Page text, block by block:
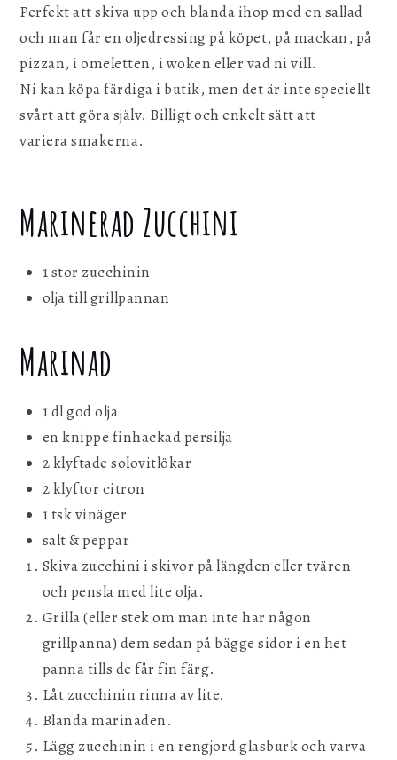
Perfekt att skiva upp och blanda ihop med en sallad
och man får en oljedressing på köpet, på mackan, på
pizzan, i omeletten, i woken eller vad ni vill.
Ni kan köpa färdiga i butik, men det är inte speciellt
svårt att göra själv. Billigt och enkelt sätt att
variera smakerna.
Marinerad Zucchini
1 stor zucchinin
olja till grillpannan
Marinad
1 dl god olja
en knippe finhackad persilja
2 klyftade solovitlökar
2 klyftor citron
1 tsk vinäger
salt & peppar
Skiva zucchini i skivor på längden eller tvären
och pensla med lite olja.
Grilla (eller stek om man inte har någon
grillpanna) dem sedan på bägge sidor i en het
panna tills de får fin färg.
Låt zucchinin rinna av lite.
Blanda marinaden.
Lägg zucchinin i en rengjord glasburk och varva